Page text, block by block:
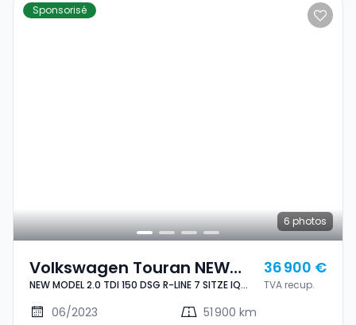
Sponsorisé
6 photos
Volkswagen Touran NEW
MODEL 2.0 TDI 150 DSG R-
LINE 7 SITZE IQ LIGHT NAVI
NEW MODEL 2.0 TDI 150 DSG R-LINE 7 SITZE IQ
36 900 €
TVA recup.
06/2023
51 900 km